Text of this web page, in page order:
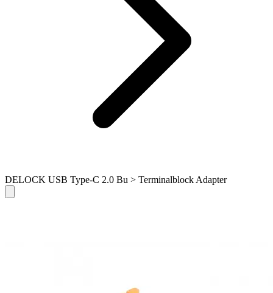
DELOCK USB Type-C 2.0 Bu > Terminalblock Adapter